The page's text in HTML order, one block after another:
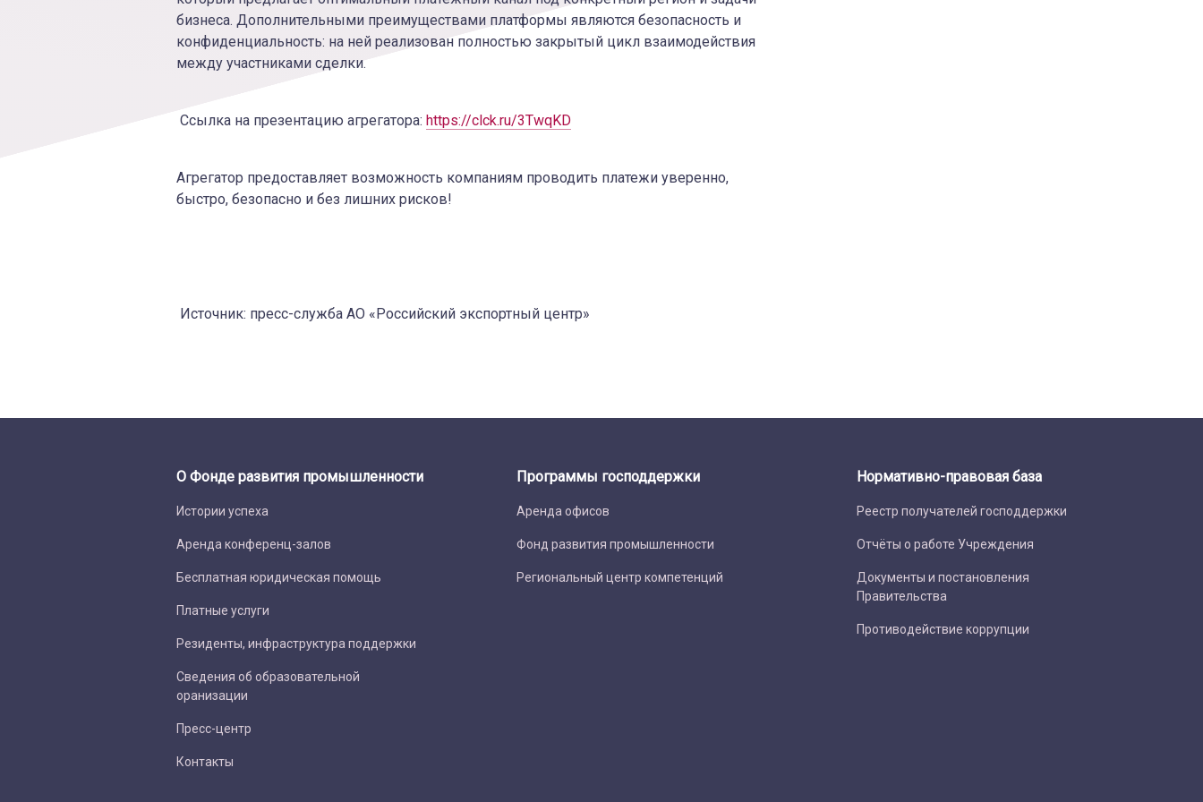
бизнеса. Дополнительными преимуществами платформы являются безопасность и
конфиденциальность: на ней реализован полностью закрытый цикл взаимодействия
между участниками сделки.
Ссылка на презентацию агрегатора: https://clck.ru/3TwqKD
Агрегатор предоставляет возможность компаниям проводить платежи уверенно,
быстро, безопасно и без лишних рисков!
Источник: пресс-служба АО «Российский экспортный центр»
О Фонде развития промышленности
Истории успеха
Аренда конференц-залов
Бесплатная юридическая помощь
Платные услуги
Резиденты, инфраструктура поддержки
Сведения об образовательной
оранизации
Пресс-центр
Контакты
Программы господдержки
Аренда офисов
Фонд развития промышленности
Региональный центр компетенций
Нормативно-правовая база
Реестр получателей господдержки
Отчёты о работе Учреждения
Документы и постановления
Правительства
Противодействие коррупции